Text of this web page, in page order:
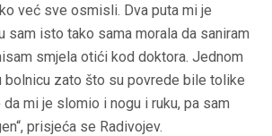
već sve osmisli. Dva puta mi je
sam isto tako sama morala da saniram
smjela otići kod doktora. Jednom
zato što su povrede bile tolike
mi je slomio i nogu i ruku, pa sam
prisjeća se Radivojev.